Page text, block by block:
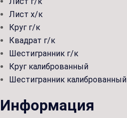
Лист х/к
Круг г/к
Квадрат г/к
Шестигранник г/к
Круг калиброванный
Шестигранник калиброванный
Информация